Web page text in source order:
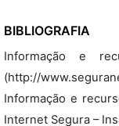
BIBLIOGRAFIA
Informação e
(http://
Informação e
Internet Segura –